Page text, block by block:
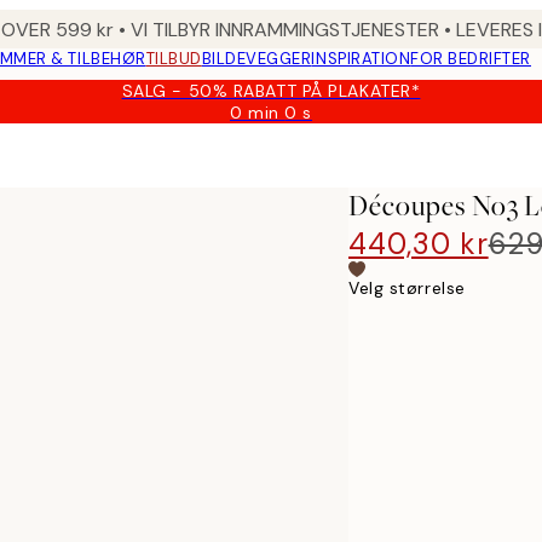
599 kr • VI TILBYR INNRAMMINGSTJENESTER •
& TILBEHØRTILBUDBILDEVEGGERINSPIRATIONFOR BEDRIFTER
SALG - 50% RABATT PÅ PLAKATER*
0 min0 s
Gyldig
Découpes No3
440,30 kr
Velg størrelse